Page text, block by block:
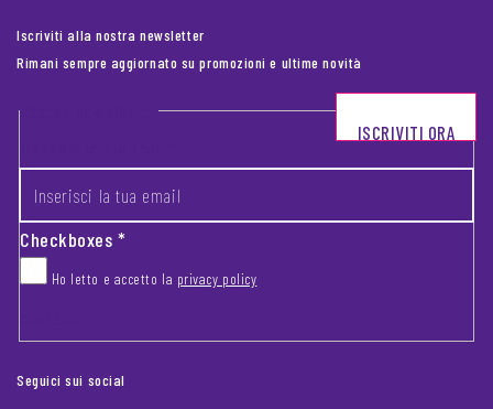
Iscriviti alla nostra newsletter
Rimani sempre aggiornato su promozioni e ultime novità
Footer newsletter
Checkboxes*
Ho letto e accetto la privacy policy
ISCRIVITI ORA
Seguici sui social